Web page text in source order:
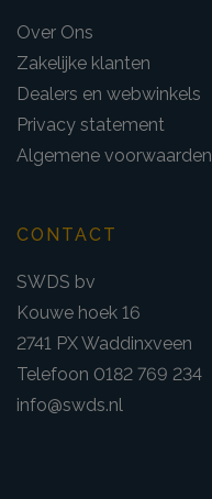
Over Ons
Zakelijke klanten
Dealers en webwinkels
Privacy statement
Algemene voorwaarden
CONTACT
SWDS bv
Kouwe hoek 16
2741 PX Waddinxveen
Telefoon 0182 769 234
info@swds.nl